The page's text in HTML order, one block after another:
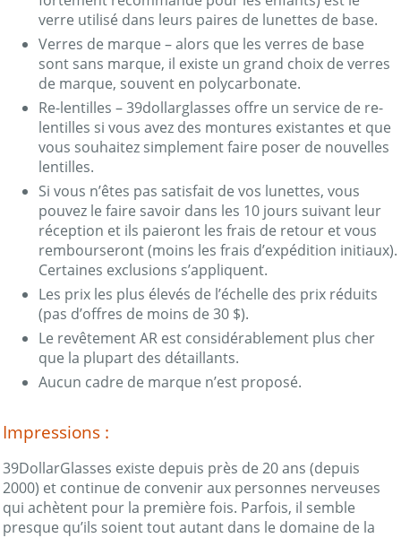
verre utilisé dans leurs paires de lunettes de base.
Verres de marque – alors que les verres de base
sont sans marque, il existe un grand choix de verres
de marque, souvent en polycarbonate.
Re-lentilles – 39dollarglasses offre un service de re-
lentilles si vous avez des montures existantes et que
vous souhaitez simplement faire poser de nouvelles
lentilles.
Si vous n’êtes pas satisfait de vos lunettes, vous
pouvez le faire savoir dans les 10 jours suivant leur
réception et ils paieront les frais de retour et vous
rembourseront (moins les frais d’expédition initiaux).
Certaines exclusions s’appliquent.
Les prix les plus élevés de l’échelle des prix réduits
(pas d’offres de moins de 30 $).
Le revêtement AR est considérablement plus cher
que la plupart des détaillants.
Aucun cadre de marque n’est proposé.
Impressions :
39DollarGlasses existe depuis près de 20 ans (depuis
2000) et continue de convenir aux personnes nerveuses
qui achètent pour la première fois. Parfois, il semble
presque qu’ils soient tout autant dans le domaine de la